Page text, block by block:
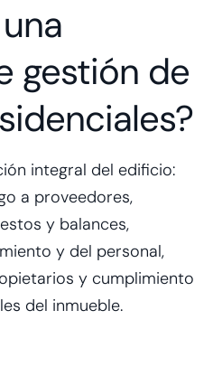
gestión de
integral del edificio:
a proveedores,
y balances,
y del personal,
y cumplimiento
del inmueble.